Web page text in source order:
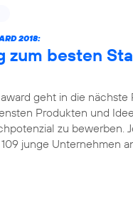
2018:
zum besten
geht in die
Produkten und
zu bewerben.
junge Unternehmen